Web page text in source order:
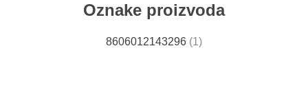
Oznake proizvoda
8606012143296 (1)